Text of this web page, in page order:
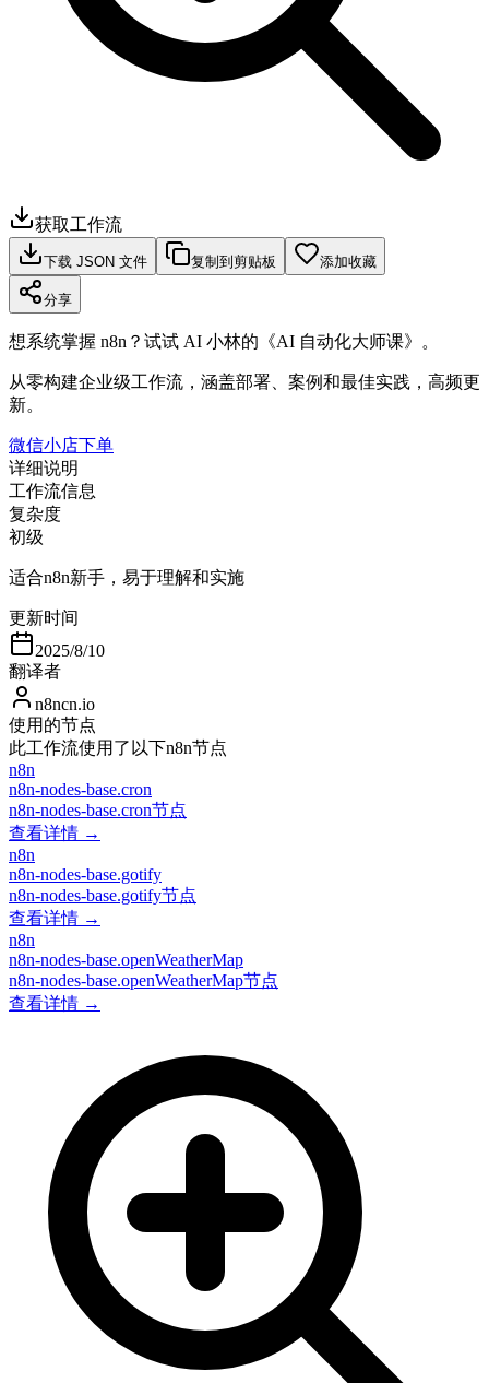
获取工作流
下载 JSON 文件 复制到剪贴板 添加收藏
分享
想系统掌握 n8n？试试 AI 小林的《AI 自动化大师课》。
从零构建企业级工作流，涵盖部署、案例和最佳实践，高频更
新。
微信小店下单
详细说明
工作流信息
复杂度
初级
适合n8n新手，易于理解和实施
更新时间
2025/8/10
翻译者
n8ncn.io
使用的节点
此工作流使用了以下n8n节点
n8n
n8n-nodes-base.cron
n8n-nodes-base.cron节点
查看详情 →
n8n
n8n-nodes-base.gotify
n8n-nodes-base.gotify节点
查看详情 →
n8n
n8n-nodes-base.openWeatherMap
n8n-nodes-base.openWeatherMap节点
查看详情 →